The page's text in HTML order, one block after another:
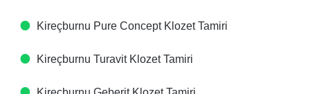
Kireçburnu Pure Concept Klozet Tamiri
Kireçburnu Turavit Klozet Tamiri